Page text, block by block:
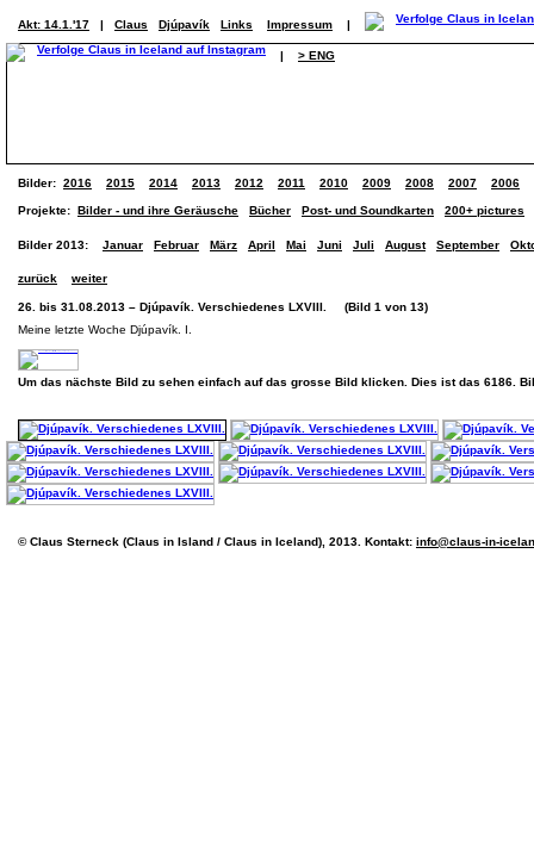
Akt: 14.1.'17 | Claus Djúpavík Links Impressum |
| > ENG
Bilder: 2016 2015 2014 2013 2012 2011 2010 2009 2008 2007 2006
Projekte: Bilder - und ihre Geräusche Bücher Post- und Soundkarten 200+ pictures
Bilder 2013: Januar Februar März April Mai Juni Juli August September
zurück weiter
26. bis 31.08.2013 – Djúpavík. Verschiedenes LXVIII. (Bild 1 von 13)
Meine letzte Woche Djúpavík. I.
Um das nächste Bild zu sehen einfach auf das grosse Bild klicken. Dies ist das 6186.
© Claus Sterneck (Claus in Island / Claus in Iceland), 2013. Kontakt: info@claus-in-